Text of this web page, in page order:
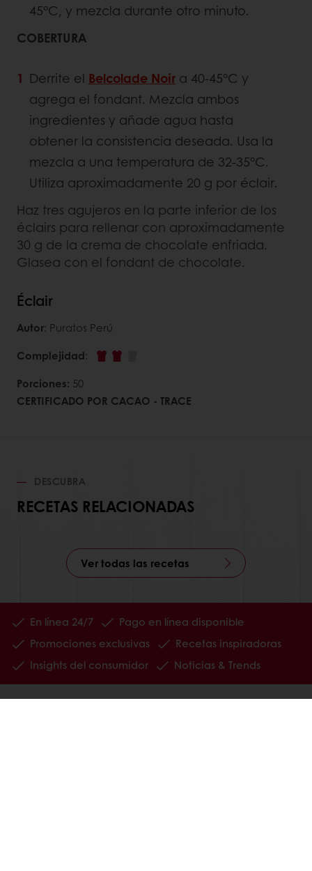
45°C, y mezcla durante otro minuto.
COBERTURA
Derrite el Belcolade Noir a 40-45°C y
agrega el fondant. Mezcla ambos
ingredientes y añade agua hasta
obtener la consistencia deseada. Usa la
mezcla a una temperatura de 32-35°C.
Utiliza aproximadamente 20 g por éclair.
Haz tres agujeros en la parte inferior de los
éclairs para rellenar con aproximadamente
30 g de la crema de chocolate enfriada.
Glasea con el fondant de chocolate.
Éclair
Autor: Puratos Perú
Complejidad:
Porciones: 50
CERTIFICADO POR CACAO - TRACE
DESCUBRA
RECETAS RELACIONADAS
Ver todas las recetas
En línea 24/7
Pago en línea disponible
Promociones exclusivas
Recetas inspiradoras
Insights del consumidor
Noticias & Trends